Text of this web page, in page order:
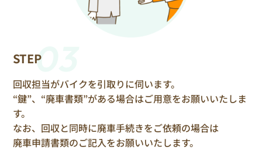
STEP03
回収担当がバイクを引取りに伺います。
“鍵”、“廃車書類”がある場合はご用意をお願いいたしま
す。
なお、回収と同時に廃車手続きをご依頼の場合は
廃車申請書類のご記入をお願いいたします。